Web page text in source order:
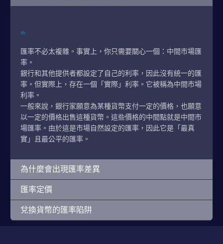
匯率不必太複雜。事實上，你只需要關心一個：中間市場匯
率。
銀行和其他提供者都設定了自己的利率，因此沒有統一的匯
率。但實際上，存在一個「實際」利率。它被稱為中間市場
利率。
一般來說，銀行家願意為某種貨幣支付一定的價格，也願意
以一定的價格出售這種貨幣。這些價格的中間點就是中間市
場匯率。由於這是市場自然設定的匯率，因此它是「最真
實」且最公平的匯率。
為什麼會出現匯率差異
匯率定價
兌換貨幣的匯率陷阱